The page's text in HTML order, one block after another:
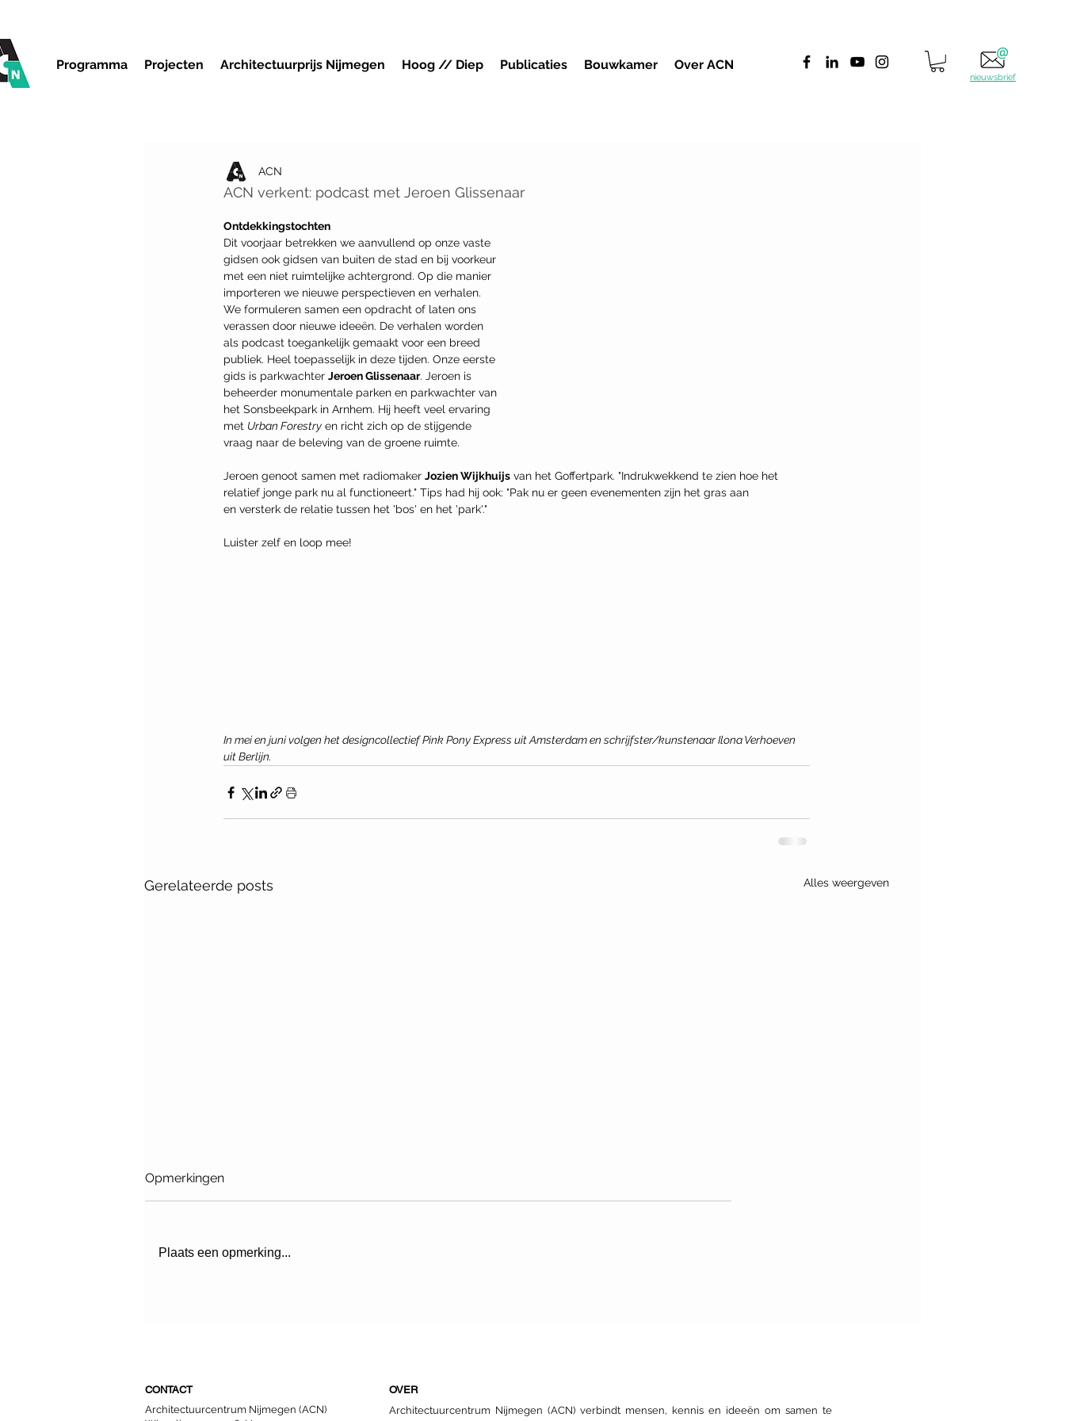
Programma Projecten Architectuurprijs Nijmegen Hoog // Diep Publicaties Bouwkamer Over ACN
nieuwsbrief
ACN verkent: podcast met Jeroen Glissenaar
ACN
Ontdekkingstochten
Dit voorjaar betrekken we aanvullend op onze vaste
gidsen ook gidsen van buiten de stad en bij voorkeur
met een niet ruimtelijke achtergrond. Op die manier
importeren we nieuwe perspectieven en verhalen.
We formuleren samen een opdracht of laten ons
verassen door nieuwe ideeën. De verhalen worden
als podcast toegankelijk gemaakt voor een breed
publiek. Heel toepasselijk in deze tijden. Onze eerste
gids is parkwachter Jeroen Glissenaar. Jeroen is
beheerder monumentale parken en parkwachter van
het Sonsbeekpark in Arnhem. Hij heeft veel ervaring
met Urban Forestry en richt zich op de stijgende
vraag naar de beleving van de groene ruimte.
Jeroen genoot samen met radiomaker Jozien Wijkhuijs van het Goffertpark. "Indrukwekkend te zien hoe het
relatief jonge park nu al functioneert." Tips had hij ook: "Pak nu er geen evenementen zijn het gras aan
en versterk de relatie tussen het 'bos' en het 'park'."
Luister zelf en loop mee!
In mei en juni volgen het designcollectief Pink Pony Express uit Amsterdam en schrijfster/kunstenaar Ilona Verhoeven
uit Berlijn.
Gerelateerde posts Alles weergeven
Opmerkingen
Plaats een opmerking...
CONTACT
OVER
Architectuurcentrum Nijmegen (ACN)
Architectuurcentrum Nijmegen (ACN) verbindt mensen, kennis en ideeën om samen te